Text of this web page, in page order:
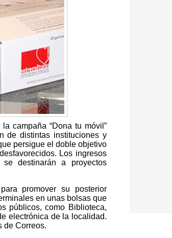
campaña “Dona tu móvil”
de distintas instituciones y
persigue el doble objetivo
Los ingresos
destinarán a proyectos
promover su posterior
en unas bolsas que
públicos, como Biblioteca,
electrónica de la localidad.
de Correos.